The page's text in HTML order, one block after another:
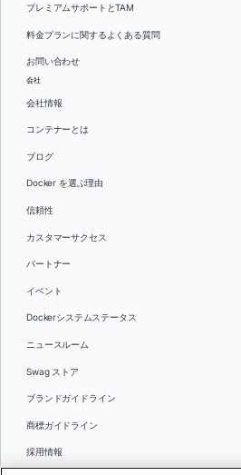
プレミアムサポートとTAM
料金プランに関するよくある質問
お問い合わせ
会社
会社情報
コンテナーとは
ブログ
Docker を選ぶ理由
信頼性
カスタマーサクセス
パートナー
イベント
Dockerシステムステータス
ニュースルーム
Swag ストア
ブランドガイドライン
商標ガイドライン
採用情報